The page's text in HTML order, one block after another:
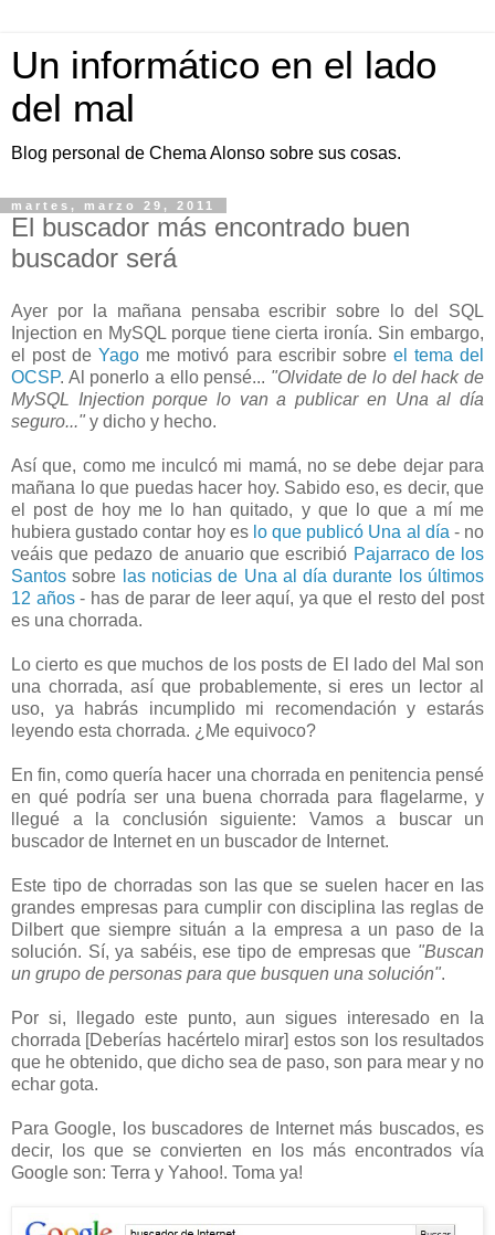
Un informático en el lado
del mal
Blog personal de Chema Alonso sobre sus cosas.
martes, marzo 29, 2011
El buscador más encontrado buen
buscador será
Ayer por la mañana pensaba escribir sobre lo del SQL
Injection en MySQL porque tiene cierta ironía. Sin embargo,
el post deYago me motivó para escribir sobre el tema del
OCSP. Al ponerlo a ello pensé... "Olvidate de lo del hack de
MySQL Injection porque lo van a publicar en Una al día
seguro..." y dicho y hecho.
Así que, como me inculcó mi mamá, no se debe dejar para
mañana lo que puedas hacer hoy. Sabido eso, es decir, que
el post de hoy me lo han quitado, y que lo que a mí me
hubiera gustado contar hoy es lo que publicó Una al día - no
veáis que pedazo de anuario que escribió Pajarraco de los
Santos sobre las noticias de Una al día durante los últimos
12 años- has de parar de leer aquí, ya que el resto del post
es una chorrada.
Lo cierto es que muchos de los posts de El lado del Mal son
una chorrada, así que probablemente, si eres un lector al
uso, ya habrás incumplido mi recomendación y estarás
leyendo esta chorrada. ¿Me equivoco?
En fin, como quería hacer una chorrada en penitencia pensé
en qué podría ser una buena chorrada para flagelarme, y
llegué a la conclusión siguiente: Vamos a buscar un
buscador de Internet en un buscador de Internet.
Este tipo de chorradas son las que se suelen hacer en las
grandes empresas para cumplir con disciplina las reglas de
Dilbert que siempre situán a la empresa a un paso de la
solución. Sí, ya sabéis, ese tipo de empresas que "Buscan
un grupo de personas para que busquen una solución".
Por si, llegado este punto, aun sigues interesado en la
chorrada [Deberías hacértelo mirar] estos son los resultados
que he obtenido, que dicho sea de paso, son para mear y no
echar gota.
Para Google, los buscadores de Internet más buscados, es
decir, los que se convierten en los más encontrados vía
Google son: Terra y Yahoo!. Toma ya!